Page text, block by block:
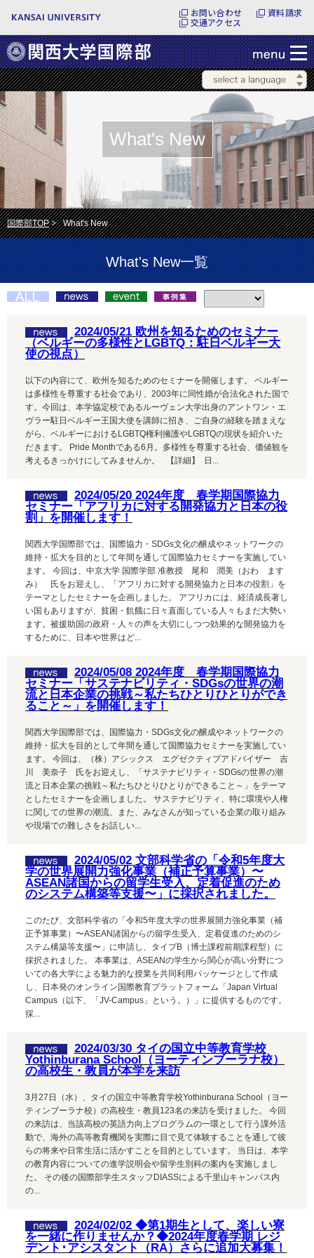
お問い合わせ
資料請求
交通アクセス
What's New
国際部TOP What's New
What's New一覧
2024/05/21 欧州を知るためのセミナー
（ベルギーの多様性とLGBTQ：駐日ベルギー大
使の視点）
以下の内容にて、欧州を知るためのセミナーを開催します。 ベルギー
は多様性を尊重する社会であり、2003年に同性婚が合法化された国で
す。今回は、本学協定校であるルーヴェン大学出身のアントワン・エ
ヴラー駐日ベルギー王国大使を講師に招き、ご自身の経験を踏まえな
がら、ベルギーにおけるLGBTQ権利擁護やLGBTQの現状を紹介いた
だきます。 Pride Monthである6月。多様性を尊重する社会、価値観を
考えるきっかけにしてみませんか。 【詳細】 日...
2024/05/20 2024年度 春学期国際協力
セミナー「アフリカに対する開発協⼒と⽇本の役
割」を開催します！
関西大学国際部では、国際協力・SDGs文化の醸成やネットワークの
維持・拡大を目的として年間を通して国際協力セミナーを実施してい
ます。 今回は、中京大学 国際学部 准教授 尾和 潤美（おわ ます
み） 氏をお迎えし、「アフリカに対する開発協⼒と⽇本の役割」を
テーマとしたセミナーを企画しました。 アフリカには、経済成⻑著し
い国もありますが、貧困・飢餓に⽇々直⾯している⼈々もまだ⼤勢い
ます。被援助国の政府・⼈々の声を⼤切にしつつ効果的な開発協⼒を
するために、⽇本や世界はど...
2024/05/08 2024年度 春学期国際協力
セミナー「サステナビリティ・SDGsの世界の潮
流と日本企業の挑戦～私たちひとりひとりができ
ること～」を開催します！
関西大学国際部では、国際協力・SDGs文化の醸成やネットワークの
維持・拡大を目的として年間を通して国際協力セミナーを実施してい
ます。 今回は、（株）アシックス エグゼクティブアドバイザー 吉
川 美奈子 氏をお迎えし、「サステナビリティ・SDGsの世界の潮
流と日本企業の挑戦～私たちひとりひとりができること～」をテーマ
としたセミナーを企画しました。 サステナビリティ、特に環境や人権
に関しての世界の潮流、また、みなさんが知っている企業の取り組み
や現場での難しさをお話しい...
2024/05/02 文部科学省の「令和5年度大
学の世界展開力強化事業（補正予算事業）〜
ASEAN諸国からの留学生受入、定着促進のため
のシステム構築等支援〜」に採択されました。
このたび、文部科学省の「令和5年度大学の世界展開力強化事業（補
正予算事業）〜ASEAN諸国からの留学生受入、定着促進のためのシ
ステム構築等支援〜」に申請し、タイプB（博士課程前期課程型）に
採択されました。 本事業は、ASEANの学生から関心が高い分野につ
いての各大学による魅力的な授業を共同利用パッケージとして作成
し、日本発のオンライン国際教育プラットフォーム「Japan Virtual
Campus（以下、「JV-Campus」という。）」に提供するものです。
採...
2024/03/30 タイの国立中等教育学校
Yothinburana School（ヨーティンブーラナ校）
の高校生・教員が本学を来訪
3月27日（水）、タイの国立中等教育学校Yothinburana School（ヨー
ティンブーラナ校）の高校生・教員123名の来訪を受けました。 今回
の来訪は、当該高校の英語力向上プログラムの一環として行う課外活
動で、海外の高等教育機関を実際に目で見て体験することを通して彼
らの将来や日常生活に活かすことを目的としています。 当日は、本学
の教育内容についての進学説明会や留学生別科の案内を実施しまし
た。 その後の国際部学生スタッフDIASSによる千里山キャンパス内
の...
2024/02/02 ◆第1期生として、楽しい寮
を一緒に作りませんか？◆2024年度春学期 レジ
デント･アシスタント（RA）さらに追加大募集！